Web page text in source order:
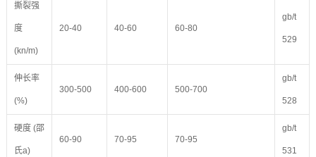
撕裂强
度
(kn/m)
20-40 40-60 60-80
gb/t
529
伸长率
(%)
300-500 400-600 500-700
gb/t
528
硬度 (邵
氏a)
60-90 70-95 70-95
gb/t
531